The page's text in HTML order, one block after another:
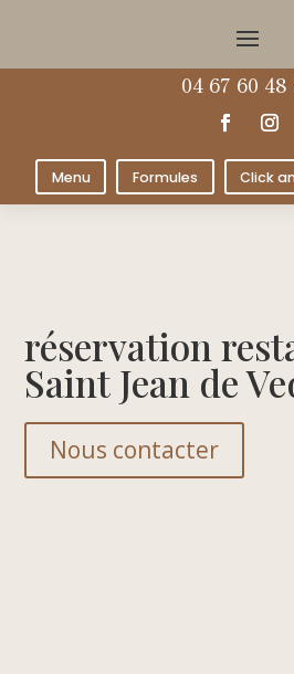
04 67 60 48
Menu Formules Click
réservation
Saint Jean de
Nous contacter